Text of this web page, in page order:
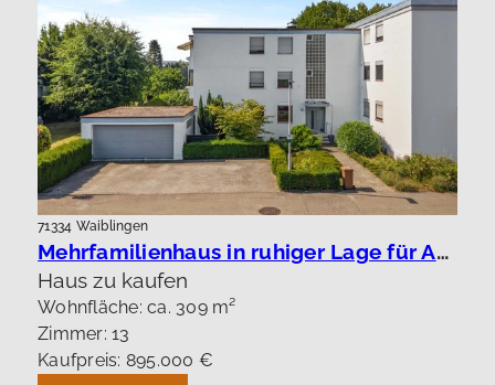
71334 Waiblingen
Mehrfamilienhaus in ruhiger Lage für Anleger oder Eigennutzung.
Haus zu kaufen
Wohnfläche: ca. 309 m²
Zimmer: 13
Kaufpreis: 895.000 €